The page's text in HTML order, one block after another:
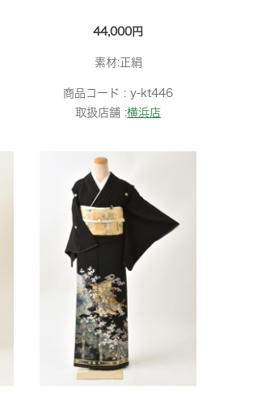
44,000円
素材:正絹
商品コード :y-kt446
取扱店舗 :横浜店